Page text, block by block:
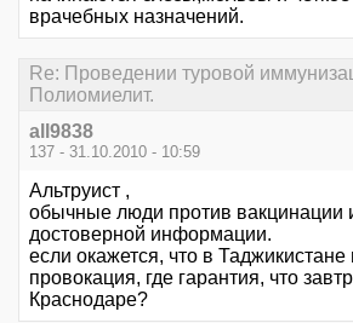
врачебных назначений.
Re: Проведении туровой
Полиомиелит.
all9838
137 - 31.10.2010 - 10:59
Альтруист ,
обычные люди против вакцинации
достоверной информации.
если окажется, что в
провокация, где гарантия, что
Краснодаре?